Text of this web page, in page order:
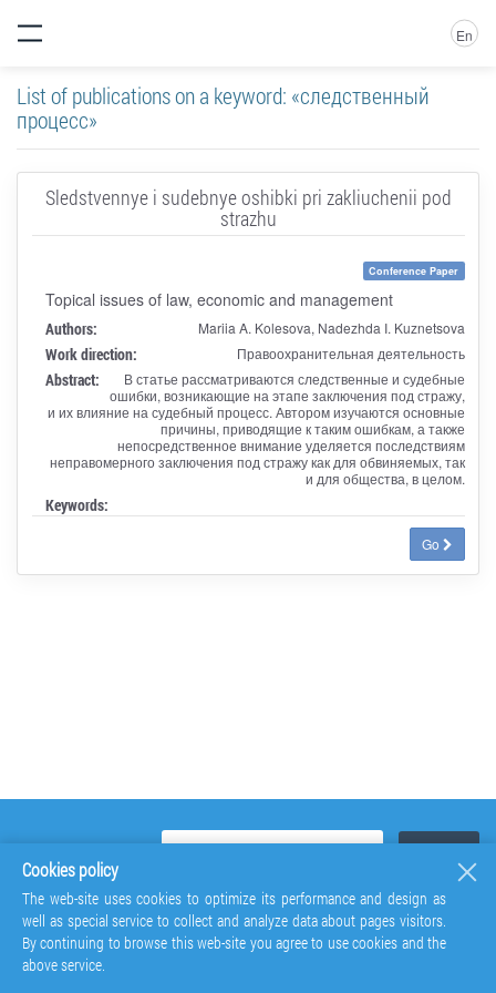
En
List of publications on a keyword: «следственный
процесс»
Sledstvennye i sudebnye oshibki pri zakliuchenii pod
strazhu
Conference Paper
Topical issues of law, economic and management
Authors: Mariia A. Kolesova, Nadezhda I. Kuznetsova
Work direction: Правоохранительная деятельность
Abstract:
В статье рассматриваются следственные и судебные
ошибки, возникающие на этапе заключения под стражу,
и их влияние на судебный процесс. Автором изучаются основные
причины, приводящие к таким ошибкам, а также
непосредственное внимание уделяется последствиям
неправомерного заключения под стражу как для обвиняемых, так
и для общества, в целом.
Keywords:
Go
Cookies policy
The web-site uses cookies to optimize its performance and design as
well as special service to collect and analyze data about pages visitors.
By continuing to browse this web-site you agree to use cookies and the
above service.